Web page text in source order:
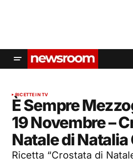
RICETTE IN TV
È Sempre
19 Novembre –
Natale di
Ricetta “Crostata di